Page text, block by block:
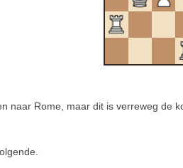
naar Rome, maar dit is verreweg de